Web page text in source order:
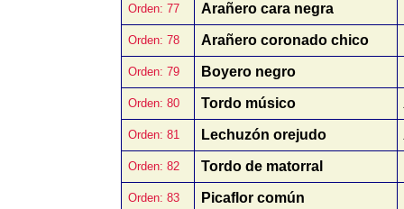
Orden: 77 Arañero cara negra
Orden: 78 Arañero coronado chico
Orden: 79 Boyero negro
Orden: 80 Tordo músico
Orden: 81 Lechuzón orejudo
Orden: 82 Tordo de matorral
Orden: 83 Picaflor común